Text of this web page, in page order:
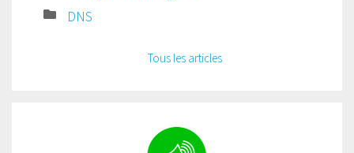
DNS
Tous les articles